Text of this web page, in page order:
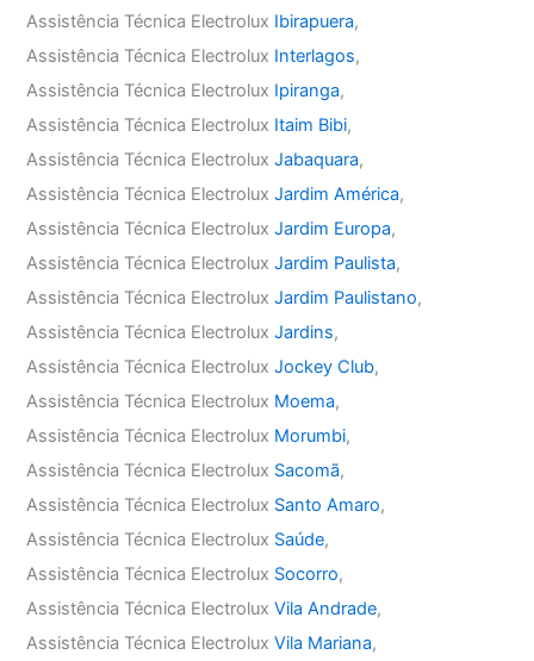
Assistência Técnica Electrolux Ibirapuera,
Assistência Técnica Electrolux Interlagos,
Assistência Técnica Electrolux Ipiranga,
Assistência Técnica Electrolux Itaim Bibi,
Assistência Técnica ElectroluxJabaquara,
Assistência Técnica ElectroluxJardim América,
Assistência Técnica ElectroluxJardim Europa,
Assistência Técnica ElectroluxJardim Paulista,
Assistência Técnica ElectroluxJardim Paulistano,
Assistência Técnica ElectroluxJardins,
Assistência Técnica ElectroluxJockey Club,
Assistência Técnica Electrolux Moema,
Assistência Técnica Electrolux Morumbi,
Assistência Técnica Electrolux Sacomã,
Assistência Técnica Electrolux Santo Amaro,
Assistência Técnica Electrolux Saúde,
Assistência Técnica Electrolux Socorro,
Assistência Técnica ElectroluxVila Andrade,
Assistência Técnica ElectroluxVila Mariana,